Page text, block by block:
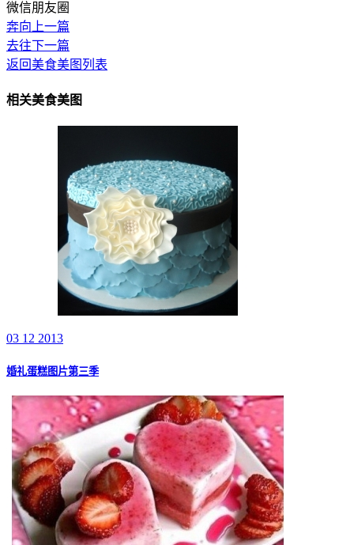
微信朋友圈
奔向上一篇
去往下一篇
返回美食美图列表
相关美食美图
03 12 2013
婚礼蛋糕图片第三季